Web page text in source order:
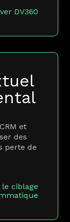
DV360
et
des
perte de
ciblage